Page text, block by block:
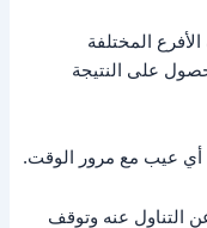
المختلفة
على النتيجة
أي عيب مع مرور الوقت.
التناول عنه وتوقف